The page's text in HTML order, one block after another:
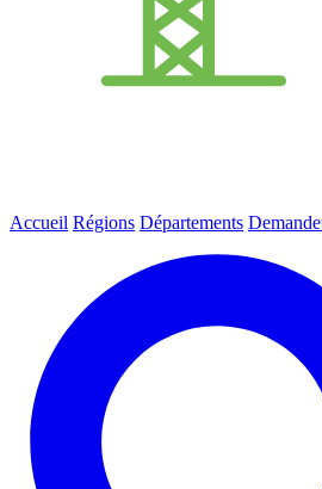
Accueil Régions Départements